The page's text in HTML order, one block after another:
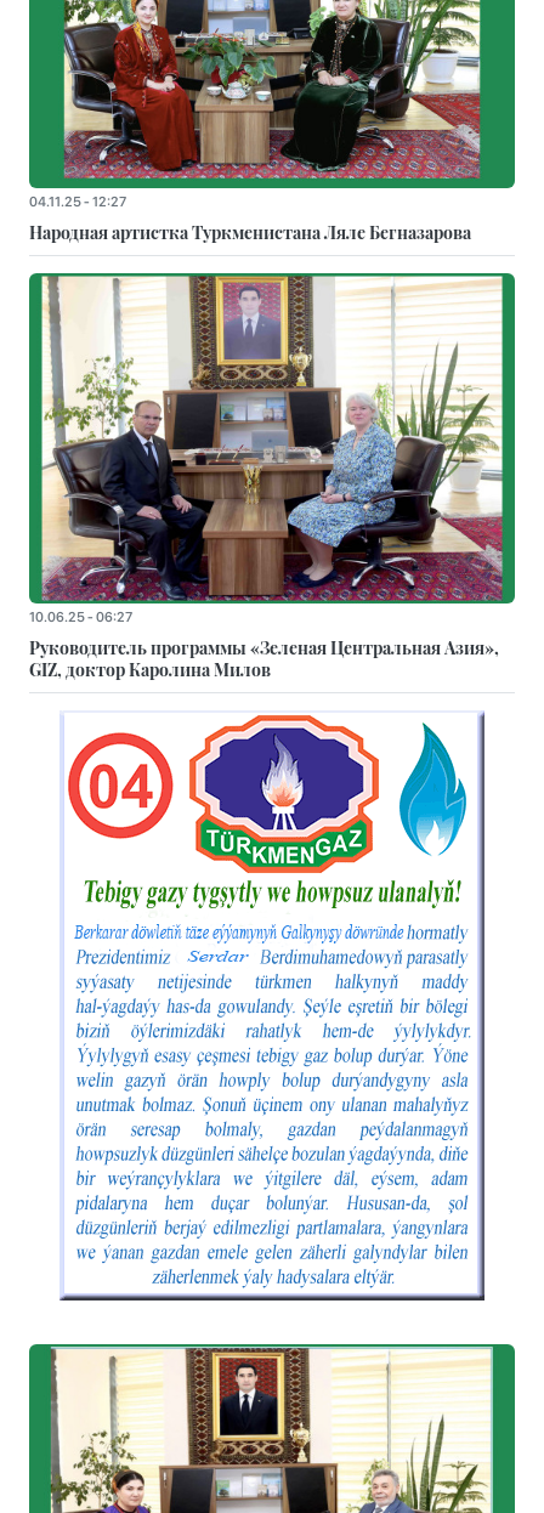
04.11.25 - 12:27
Народная артистка Туркменистана Ляле Бегназарова
10.06.25 - 06:27
Руководитель программы «Зеленая Центральная Азия»,
GIZ, доктор Каролина Милов